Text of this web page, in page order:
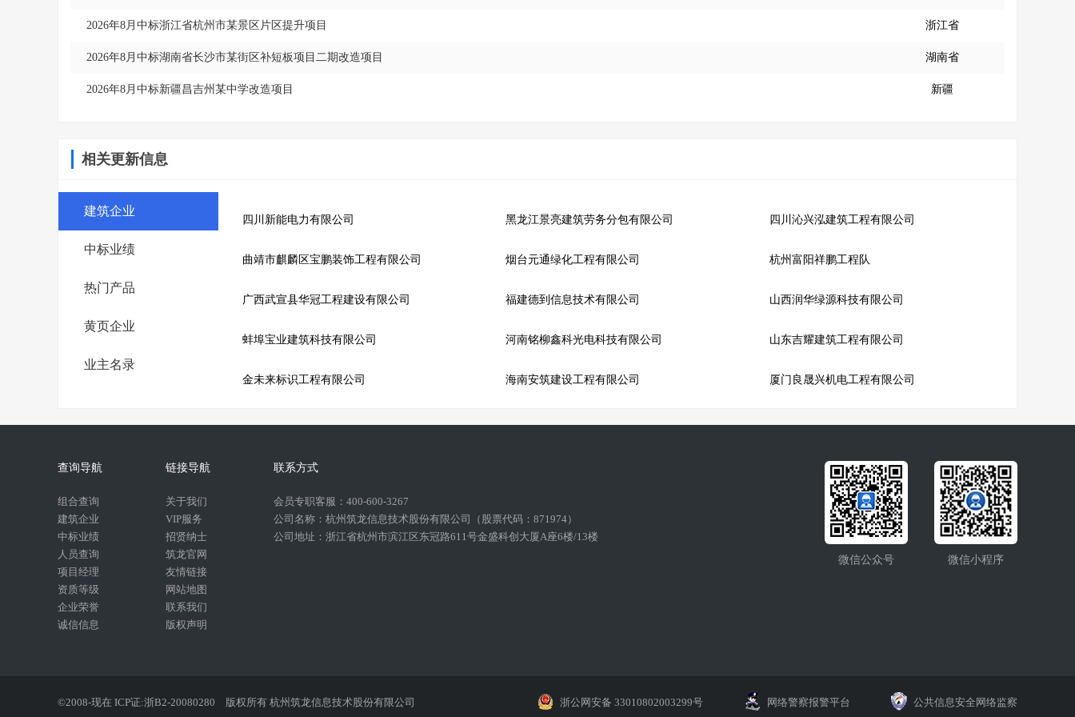
2026年8月中标浙江省杭州市某景区片区提升项目 浙江省
2026年8月中标湖南省长沙市某街区补短板项目二期改造项目 湖南省
2026年8月中标新疆昌吉州某中学改造项目 新疆
相关更新信息
建筑企业
中标业绩
热门产品
黄页企业
业主名录
四川新能电力有限公司 黑龙江景亮建筑劳务分包有限公司 四川沁兴泓建筑工程有限公司
曲靖市麒麟区宝鹏装饰工程有限公司 烟台元通绿化工程有限公司 杭州富阳祥鹏工程队
广西武宣县华冠工程建设有限公司 福建德到信息技术有限公司 山西润华绿源科技有限公司
蚌埠宝业建筑科技有限公司 河南铭柳鑫科光电科技有限公司 山东吉耀建筑工程有限公司
金未来标识工程有限公司 海南安筑建设工程有限公司 厦门良晟兴机电工程有限公司
查询导航
组合查询
建筑企业
中标业绩
人员查询
项目经理
资质等级
企业荣誉
诚信信息
链接导航
关于我们
VIP服务
招贤纳士
筑龙官网
友情链接
网站地图
联系我们
版权声明
联系方式
会员专职客服：400-600-3267
公司名称：杭州筑龙信息技术股份有限公司（股票代码：871974）
公司地址：浙江省杭州市滨江区东冠路611号金盛科创大厦A座6楼/13楼
微信公众号
微信小程序
©2008-现在 ICP证:浙B2-20080280 版权所有 杭州筑龙信息技术股份有限公司 浙公网安备 33010802003299号 网络警察报警平台 公共信息安全网络监察